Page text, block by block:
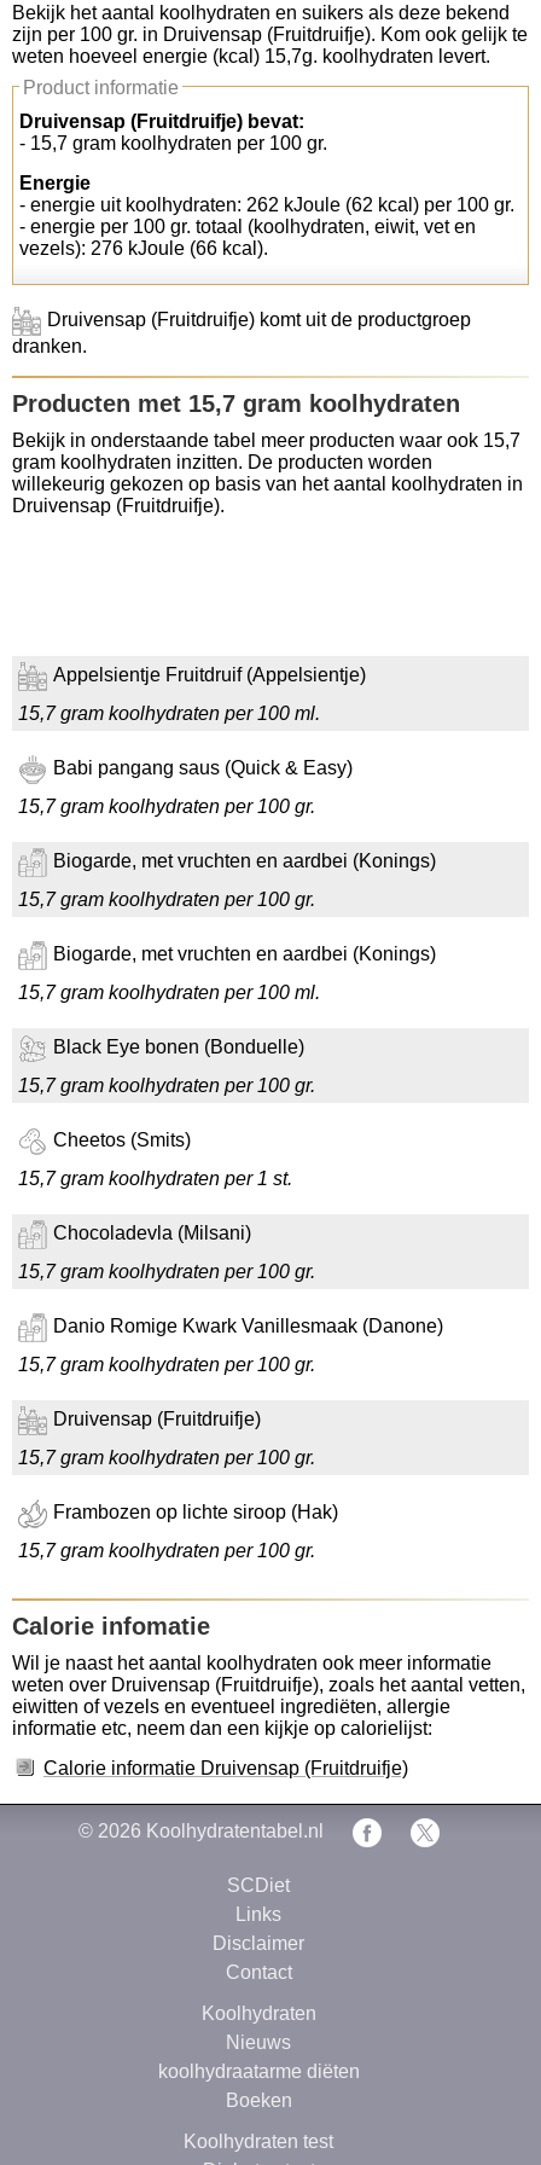
Koolhydraten tellen
Links
Bekijk het aantal koolhydraten en suikers als deze bekend
zijn per 100 gr. in Druivensap (Fruitdruifje). Kom ook gelijk te
weten hoeveel energie (kcal) 15,7g. koolhydraten levert.
Product informatie
Druivensap (Fruitdruifje) bevat:
- 15,7 gram koolhydraten per 100 gr.
Energie
- energie uit koolhydraten: 262 kJoule (62 kcal) per 100 gr.
- energie per 100 gr. totaal (koolhydraten, eiwit, vet en
vezels): 276 kJoule (66 kcal).
Druivensap (Fruitdruifje) komt uit de productgroep
dranken.
Producten met 15,7 gram koolhydraten
Bekijk in onderstaande tabel meer producten waar ook 15,7
gram koolhydraten inzitten. De producten worden
willekeurig gekozen op basis van het aantal koolhydraten in
Druivensap (Fruitdruifje).
Appelsientje Fruitdruif (Appelsientje)
15,7 gram koolhydraten per 100 ml.
Babi pangang saus (Quick & Easy)
15,7 gram koolhydraten per 100 gr.
Biogarde, met vruchten en aardbei (Konings)
15,7 gram koolhydraten per 100 gr.
Biogarde, met vruchten en aardbei (Konings)
15,7 gram koolhydraten per 100 ml.
Black Eye bonen (Bonduelle)
15,7 gram koolhydraten per 100 gr.
Cheetos (Smits)
15,7 gram koolhydraten per 1 st.
Chocoladevla (Milsani)
15,7 gram koolhydraten per 100 gr.
Danio Romige Kwark Vanillesmaak (Danone)
15,7 gram koolhydraten per 100 gr.
Druivensap (Fruitdruifje)
15,7 gram koolhydraten per 100 gr.
Frambozen op lichte siroop (Hak)
15,7 gram koolhydraten per 100 gr.
Calorie infomatie
Wil je naast het aantal koolhydraten ook meer informatie
weten over Druivensap (Fruitdruifje), zoals het aantal vetten,
eiwitten of vezels en eventueel ingrediëten, allergie
informatie etc, neem dan een kijkje op calorielijst:
Calorie informatie Druivensap (Fruitdruifje)
© 2026 Koolhydratentabel.nl
SCDiet
Links
Disclaimer
Contact
Koolhydraten
Nieuws
koolhydraatarme diëten
Boeken
Koolhydraten test